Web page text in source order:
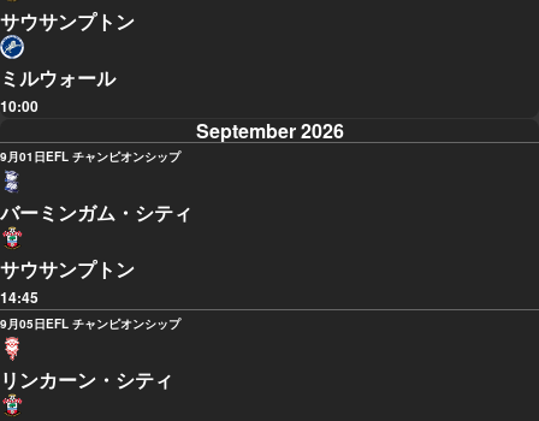
サウサンプトン
ミルウォール
10:00
September 2026
9月01日EFL チャンピオンシップ
バーミンガム・シティ
サウサンプトン
14:45
9月05日EFL チャンピオンシップ
リンカーン・シティ